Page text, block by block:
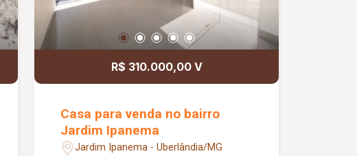
Morgana e torneiras gourmet; Portas
internas brancas; Portas automatizadas
com comando via Alexa e 2,40 metros
de altura; Preparação completa para
aquecimento solar e água quente e fria;
pronto para morar.
R$ 310.000,00 V
Casa para venda no bairro
Jardim Ipanema
Jardim Ipanema - Uberlândia/MG